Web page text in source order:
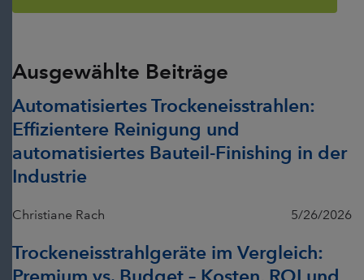
Ausgewählte Beiträge
Automatisiertes Trockeneisstrahlen:
Effizientere Reinigung und
automatisiertes Bauteil-Finishing in der
Industrie
Christiane Rach 5/26/2026
Trockeneisstrahlgeräte im Vergleich: